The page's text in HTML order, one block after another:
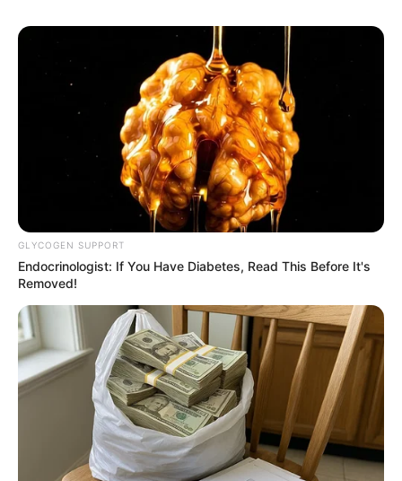
The Most Surprising Things About FIFA World Cup
Gina Carano Finally Admits What Some Suspected
All Along
GLYCOGEN SUPPORT
Endocrinologist: If You Have Diabetes, Read This Before It's
Removed!